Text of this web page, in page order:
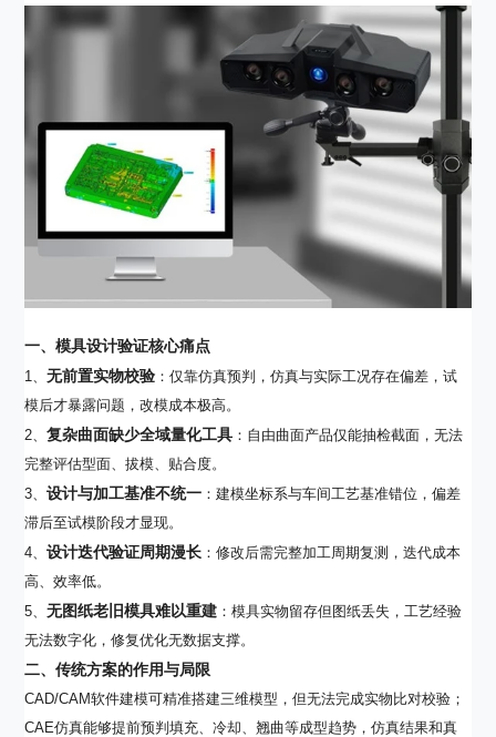
一、模具设计验证核心痛点
1、无前置实物校验 ：仅靠仿真预判，仿真与实际工况存在偏差，试
模后才暴露问题，改模成本极高。
2、复杂曲面缺少全域量化工具 ：自由曲面产品仅能抽检截面，无法
完整评估型面、拔模、贴合度。
3、设计与加工基准不统一 ：建模坐标系与车间工艺基准错位，偏差
滞后至试模阶段才显现。
4、设计迭代验证周期漫长 ：修改后需完整加工周期复测，迭代成本
高、效率低。
5、无图纸老旧模具难以重建 ：模具实物留存但图纸丢失，工艺经验
无法数字化，修复优化无数据支撑。
二、传统方案的作用与局限
CAD/CAM软件建模可精准搭建三维模型，但无法完成实物比对校验；
CAE仿真能够提前预判填充、冷却、翘曲等成型趋势，仿真结果和真